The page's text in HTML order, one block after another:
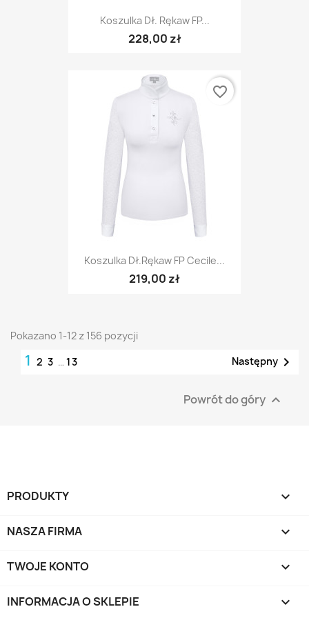
Koszulka Dł. Rękaw FP...
228,00 zł
Koszulka Dł.rękaw FP Cecile...
219,00 zł
favorite_border
Pokazano 1-12 z 156 pozycji
1 2 3 … 13 Następny 
Powrót do góry 
PRODUKTY 
NASZA FIRMA 
TWOJE KONTO 
INFORMACJA O SKLEPIE keyboard_arrow_down